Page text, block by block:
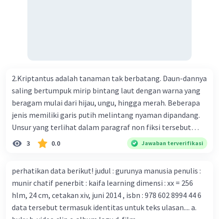
bersama sejumlah perusahaan biotek dan vaksin.
Beberapa waktu lalu, Kepala Laboratorium Identifikasi
Virus dari Institut Peter Doherty untuk Infeksi dan
kekebalan, Melbourne, Julian Druce, menyatakan mereka
mengembangkan virus Corona versi laboratorium dari
tubuh pasien yang terinfeksi untuk uji coba. Tanggapan
yang sesuai dengan berita tersebut adalah ... A.
serangan virus Corona dengan menemukan vaksin virus
tersebut. B. Para ilmuan perlu segera mempelajari virus
corona yang menjadi masalah besar bagi kesehatan dunia
karena persebarannya sangat cepat. C. Masyarakat perlu
2.Kriptantus adalah tanaman tak berbatang. Daun-dannya
saling bertumpuk mirip bintang laut dengan warna yang
beragam mulai dari hijau, ungu, hingga merah. Beberapa
jenis memiliki garis putih melintang nyaman dipandang.
Unsur yang terlihat dalam paragraf non fiksi tersebut
adalah... A. cara menyajikan isi buku B. bahasa yang
digunakan C. tokoh dan penokohan D. penyajian alur cerita
3 0.0 Jawaban terverifikasi
perhatikan data berikut! judul : gurunya manusia penulis :
munir chatif penerbit : kaifa learning dimensi : xx = 256
hlm, 24 cm, cetakan xiv, juni 2014 , isbn : 978 602 8994 44 6
data tersebut termasuk identitas untuk teks ulasan.... a.